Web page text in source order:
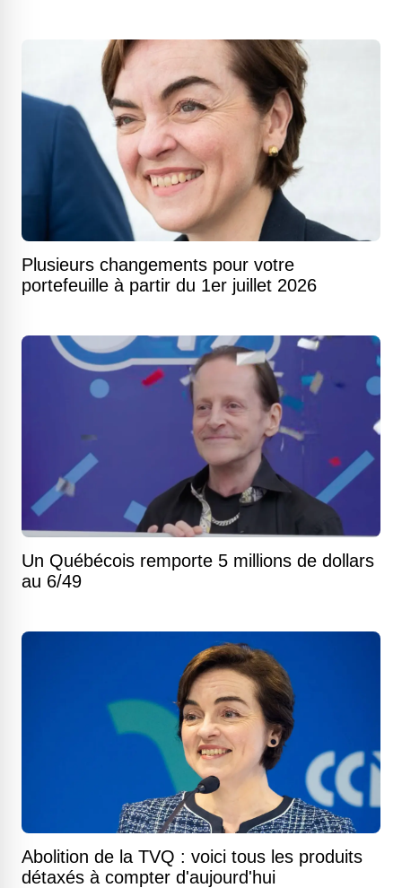
Plusieurs changements pour votre
portefeuille à partir du 1er juillet 2026
Un Québécois remporte 5 millions de dollars
au 6/49
Abolition de la TVQ : voici tous les produits
détaxés à compter d'aujourd'hui